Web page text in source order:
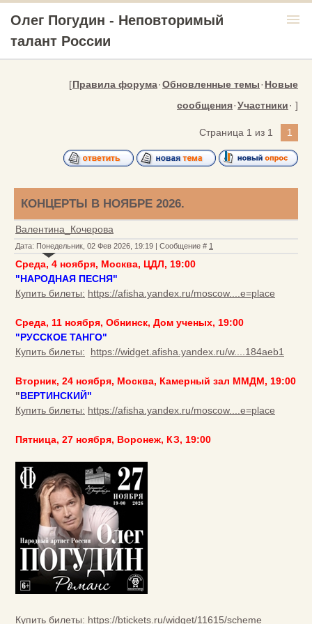
Олег Погудин - Неповторимый
талант России
menu
[Правила форума·Обновленные темы·Новые
сообщения·Участники· ]
Страница 1 из 1 1
КОНЦЕРТЫ В НОЯБРЕ 2026.
Валентина_Кочерова
Дата: Понедельник, 02 Фев 2026, 19:19 | Сообщение # 1
Среда, 4 ноября, Москва, ЦДЛ, 19:00
"НАРОДНАЯ ПЕСНЯ"
Купить билеты: https://afisha.yandex.ru/moscow....e=place
Среда, 11 ноября, Обнинск, Дом ученых, 19:00
"РУССКОЕ ТАНГО"
Купить билеты:
https://widget.afisha.yandex.ru/w....184aeb1
Вторник, 24 ноября, Москва, Камерный зал ММДМ, 19:00
"ВЕРТИНСКИЙ"
Купить билеты: https://afisha.yandex.ru/moscow....e=place
Пятница, 27 ноября, Воронеж, КЗ, 19:00
Купить билеты: https://btickets.ru/widget/11615/scheme